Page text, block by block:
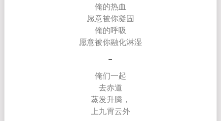
俺的热血
愿意被你凝固
俺的呼吸
愿意被你融化淋湿
–
俺们一起
去赤道
蒸发升腾，
上九霄云外